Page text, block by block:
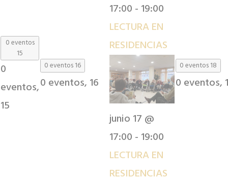
0 eventos
15
0
eventos,
15
0 eventos16
0 eventos, 16
17:00 - 19:00
LECTURA EN
RESIDENCIAS
junio 17 @
17:00 - 19:00
LECTURA EN
RESIDENCIAS
0 eventos18
0 eventos,